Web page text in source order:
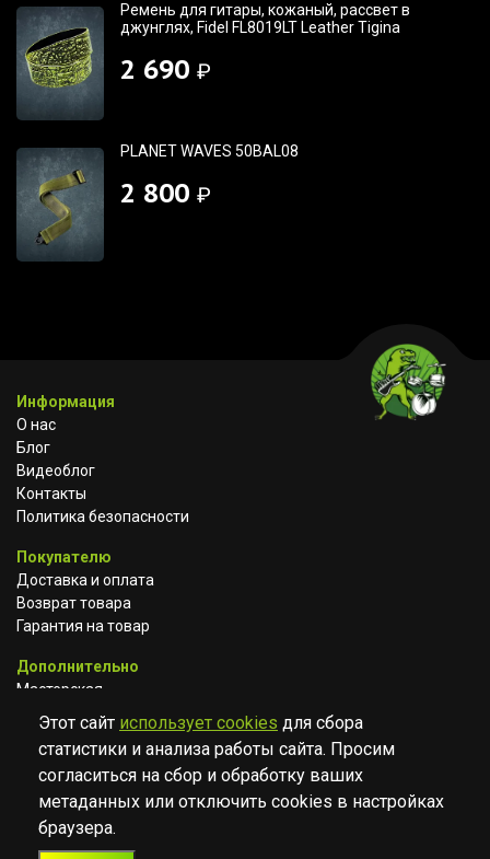
Ремень для гитары, кожаный, рассвет в
джунглях, Fidel FL8019LT Leather Tigina
2 690 ₽
PLANET WAVES 50BAL08
2 800 ₽
Информация
О нас
Блог
Видеоблог
Контакты
Политика безопасности
Покупателю
Доставка и оплата
Возврат товара
Гарантия на товар
Дополнительно
Мастерская
Сотрудничество
YOUTUBE
© Музыкальный магазин Muzik Room, 2023-2026
Этот сайт использует cookies для сбора
статистики и анализа работы сайта. Просим
согласиться на сбор и обработку ваших
метаданных или отключить cookies в настройках
браузера.